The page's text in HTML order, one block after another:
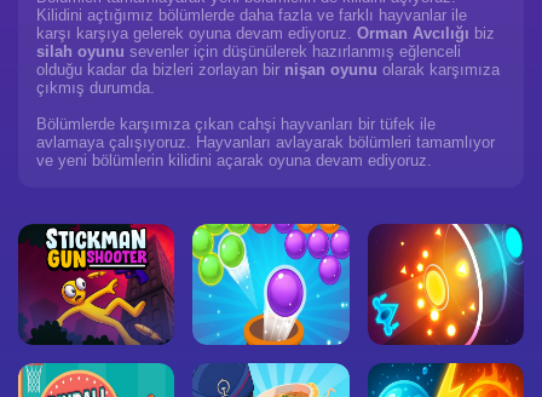
Kilidini açtığımız bölümlerde daha fazla ve farklı hayvanlar ile
karşı karşıya gelerek oyuna devam ediyoruz. Orman Avcılığı biz
silah oyunu sevenler için düşünülerek hazırlanmış eğlenceli
olduğu kadar da bizleri zorlayan bir nişan oyunu olarak karşımıza
çıkmış durumda.
Bölümlerde karşımıza çıkan cahşi hayvanları bir tüfek ile
avlamaya çalışıyoruz. Hayvanları avlayarak bölümleri tamamlıyor
ve yeni bölümlerin kilidini açarak oyuna devam ediyoruz.